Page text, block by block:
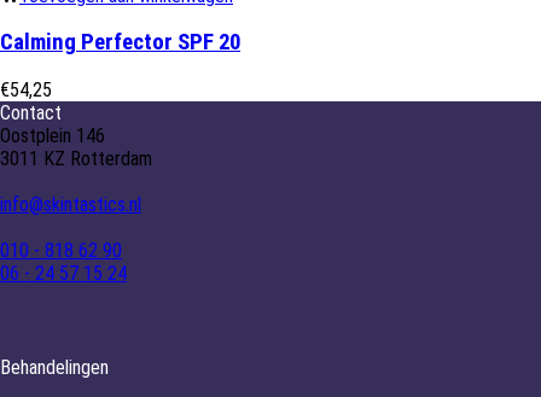
Calming Perfector SPF 20
€54,25
Contact
Oostplein 146
3011 KZ Rotterdam
info@skintastics.nl
010 - 818 62 90
06 - 24 57 15 24
Behandelingen